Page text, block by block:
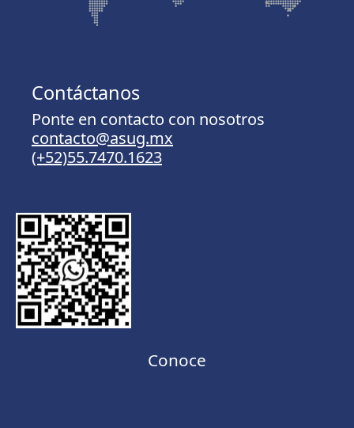
Contáctanos
Ponte en contacto con nosotros
contacto@asug.mx
(+52)55.7470.1623
Conoce